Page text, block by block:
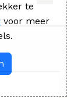
te
voor meer